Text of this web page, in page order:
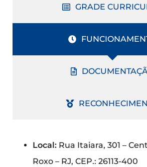
GRADE
Local: Rua Itaiara, 301 –
Roxo – RJ, CEP.: 26113-400